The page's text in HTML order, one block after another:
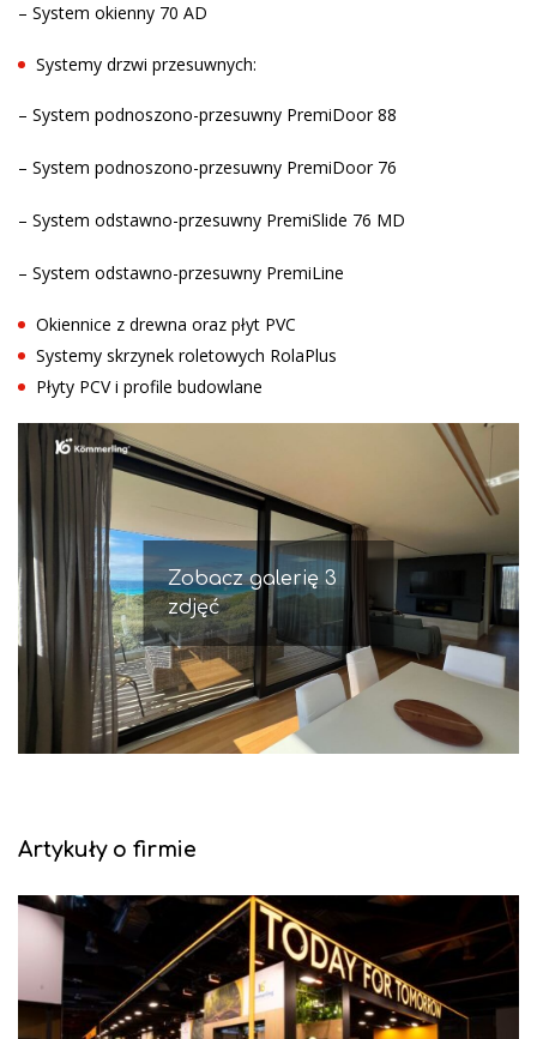
– System okienny 70 AD
Systemy drzwi przesuwnych:
– System podnoszono-przesuwny PremiDoor 88
– System podnoszono-przesuwny PremiDoor 76
– System odstawno-przesuwny PremiSlide 76 MD
– System odstawno-przesuwny PremiLine
Okiennice z drewna oraz płyt PVC
Systemy skrzynek roletowych RolaPlus
Płyty PCV i profile budowlane
Zobacz galerię 3
zdjęć
Artykuły o firmie